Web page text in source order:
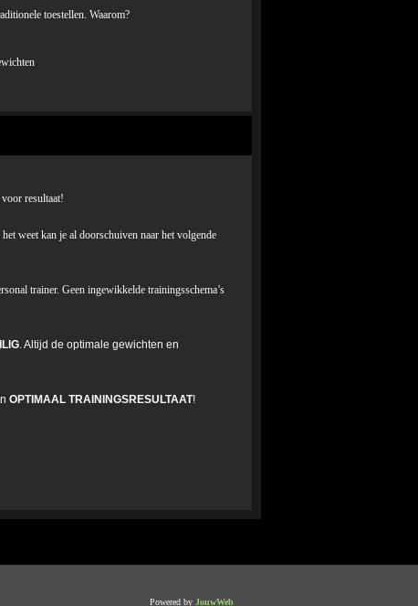
toestellen. Waarom?
resultaat!
weet kan je al doorschuiven naar het volgende
trainer. Geen ingewikkelde trainingsschema’s
. Altijd de optimale gewichten en
OPTIMAAL TRAININGSRESULTAAT!
Powered by JouwWeb